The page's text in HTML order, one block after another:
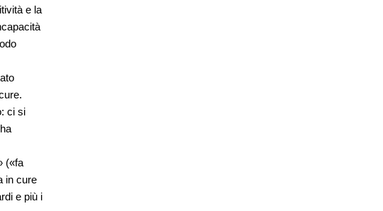
e la
ci si
(«fa
in cure
e più i